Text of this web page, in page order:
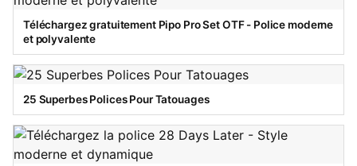
Téléchargez gratuitement Pipo Pro Set OTF - Police moderne
et polyvalente
25 Superbes Polices Pour Tatouages